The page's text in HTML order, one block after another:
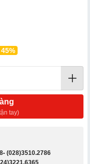
45%
tay)
- (028)3510.2786